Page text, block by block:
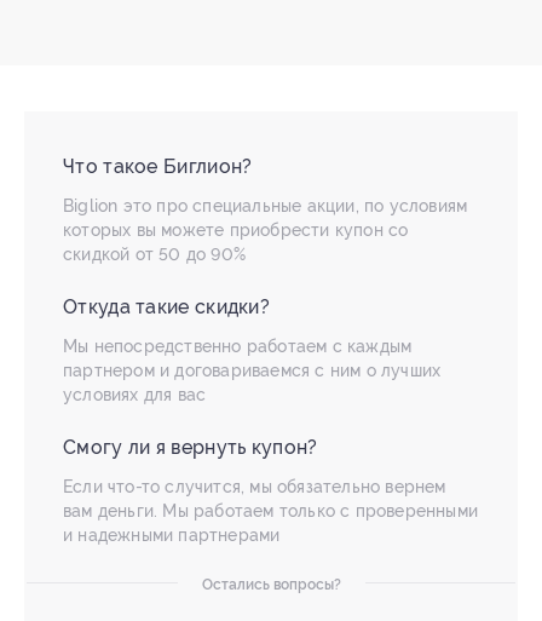
Что такое Биглион?
Biglion это про специальные акции, по условиям
которых вы можете приобрести купон со
скидкой от 50 до 90%
Откуда такие скидки?
Мы непосредственно работаем с каждым
партнером и договариваемся с ним о лучших
условиях для вас
Смогу ли я вернуть купон?
Если что-то случится, мы обязательно вернем
вам деньги. Мы работаем только с проверенными
и надежными партнерами
Остались вопросы?